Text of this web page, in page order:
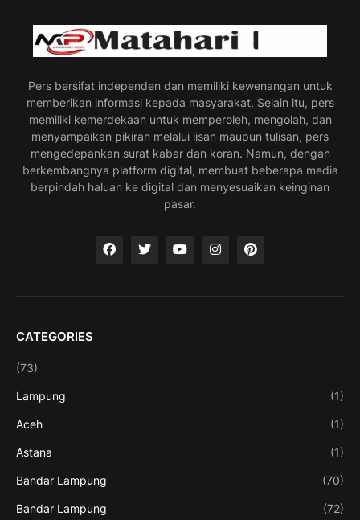
Pers bersifat independen dan memiliki kewenangan untuk
memberikan informasi kepada masyarakat. Selain itu, pers
memiliki kemerdekaan untuk memperoleh, mengolah, dan
menyampaikan pikiran melalui lisan maupun tulisan, pers
mengedepankan surat kabar dan koran. Namun, dengan
berkembangnya platform digital, membuat beberapa media
berpindah haluan ke digital dan menyesuaikan keinginan
pasar.
CATEGORIES
(73)
Lampung (1)
Aceh (1)
Astana (1)
Bandar Lampung (70)
Bandar Lampung (72)